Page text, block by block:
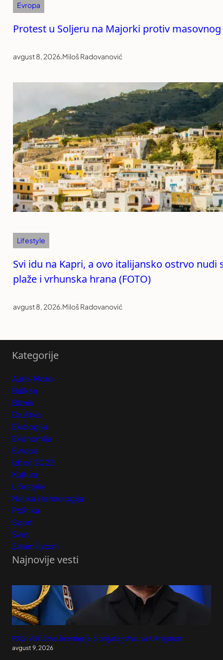
Evropa
Protest u Soljeru na Majorki protiv
avgust 8, 2026.Miloš Radovanović
Lifestyle
Svi idu na Kapri, a ovo italijansko ostrvo
plaže i vrhunska hrana (FOTO)
avgust 8, 2026.Miloš Radovanović
Kategorije
Auto-Moto
Balkan
Biznis
Društvo
Ekologija
Ekonomija
Evropa
Izbori 2023
Kultura
Lifestyle
Nauka i tehnologija
Politika
Sport
Svet
Zanimljivosti
Najnovije vesti
PSG: Vučićevo licemerje o prijateljstvu sa Ukrajinom
avgust 9, 2026